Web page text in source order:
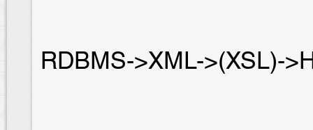
RDBMS->XML->(XSL)-